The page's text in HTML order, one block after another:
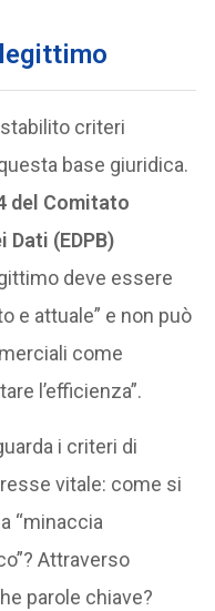
criteri
base giuridica.
del Comitato
(EDPB)
deve essere
e attuale” e non può
come
l’efficienza”.
i criteri di
vitale: come si
“minaccia
Attraverso
parole chiave?